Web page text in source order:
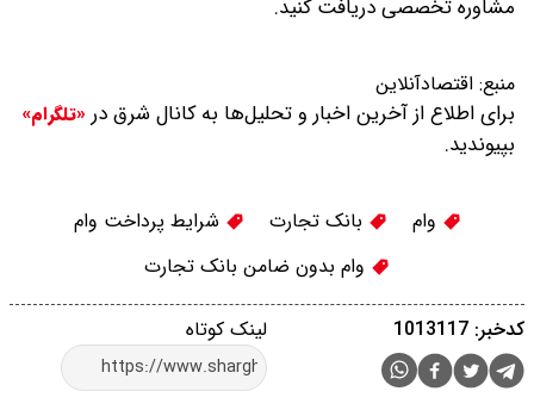
مشاوره تخصصی دریافت کنید.
منبع: اقتصادآنلاین
برای اطلاع از آخرین اخبار و تحلیل‌ها به کانال شرق در «تلگرام»
بپیوندید.
وام بانک تجارت
شرایط پرداخت وام
وام بدون ضامن بانک تجارت
لینک کوتاه کدخبر: 1013117